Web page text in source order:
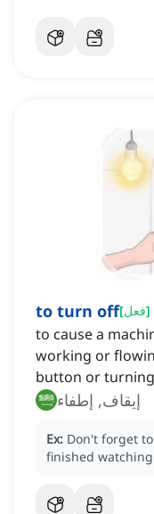
to turn off[فعل]
to cause a
working or
button or
إيقاف, إطفاء
Ex: Don't forget
finished